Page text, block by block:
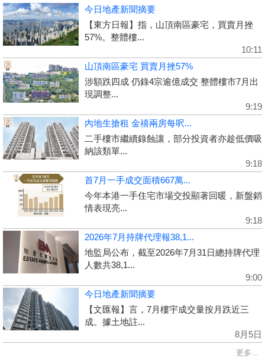
今日地產新聞摘要
【東方日報】指，山頂南區豪宅，買賣月挫
57%。整體樓...
10:11
山頂南區豪宅 買賣月挫57%
涉額跌四成 仍錄4宗逾億成交 整體樓市7月出
現調整...
9:19
內地生搶租 金禧兩房每呎...
二手樓市繼續錄蝕讓，部分投資者亦趁低價吸
納該類單...
9:18
首7月一手成交面積667萬...
今年本港一手住宅市場交投顯著回暖，新盤銷
情表現亮...
9:18
2026年7月持牌代理報38,1...
地監局公布，截至2026年7月31日總持牌代理
人數共38,1...
9:00
今日地產新聞摘要
【文匯報】言，7月樓宇成交量按月跌近三
成。據土地註...
8月5日
更多...